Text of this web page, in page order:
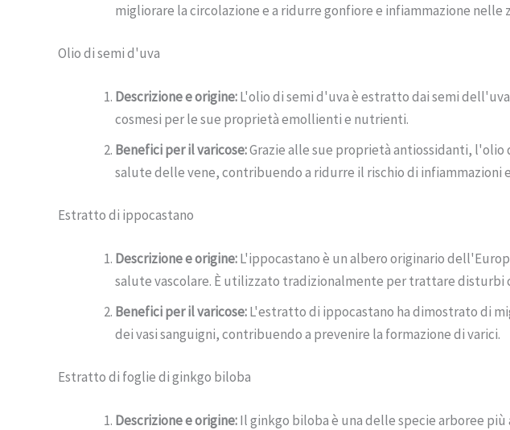
migliorare la circolazione e a ridurre gonfiore e infiammazione nelle
Olio di semi d'uva
Descrizione e origine:L'olio di semi d'uva è estratto dai semi
cosmesi per le sue proprietà emollienti e nutrienti.
Benefici per il varicose:Grazie alle sue proprietà antiossidanti,
salute delle vene, contribuendo a ridurre il rischio di infiammazioni
Estratto di ippocastano
Descrizione e origine:L'ippocastano è un albero originario
salute vascolare. È utilizzato tradizionalmente per trattare disturbi
Benefici per il varicose:L'estratto di ippocastano ha dimostrato di
dei vasi sanguigni, contribuendo a prevenire la formazione di varici.
Estratto di foglie di ginkgo biloba
Descrizione e origine:Il ginkgo biloba è una delle specie arboree